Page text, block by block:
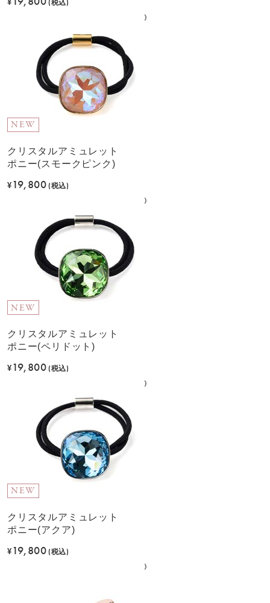
¥ (税込)
NEW
クリスタルアミュレット
ポニー(スモークピンク)
¥ 19,800(税込)
NEW
クリスタルアミュレット
ポニー(ペリドット)
¥ 19,800(税込)
NEW
クリスタルアミュレット
ポニー(アクア)
¥ 19,800(税込)